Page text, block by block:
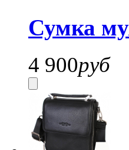
Сумка
4 900руб